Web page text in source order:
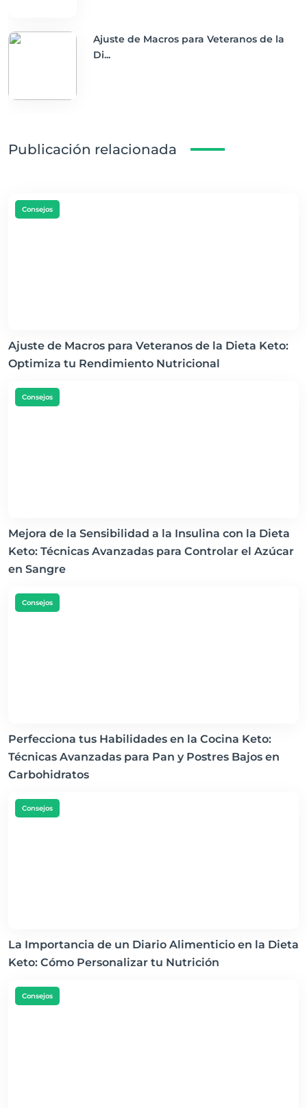
Ajuste de Macros para Veteranos de la
Di...
Publicación relacionada
Consejos
Ajuste de Macros para Veteranos de la Dieta Keto:
Optimiza tu Rendimiento Nutricional
Consejos
Mejora de la Sensibilidad a la Insulina con la Dieta
Keto: Técnicas Avanzadas para Controlar el Azúcar
en Sangre
Consejos
Perfecciona tus Habilidades en la Cocina Keto:
Técnicas Avanzadas para Pan y Postres Bajos en
Carbohidratos
Consejos
La Importancia de un Diario Alimenticio en la Dieta
Keto: Cómo Personalizar tu Nutrición
Consejos